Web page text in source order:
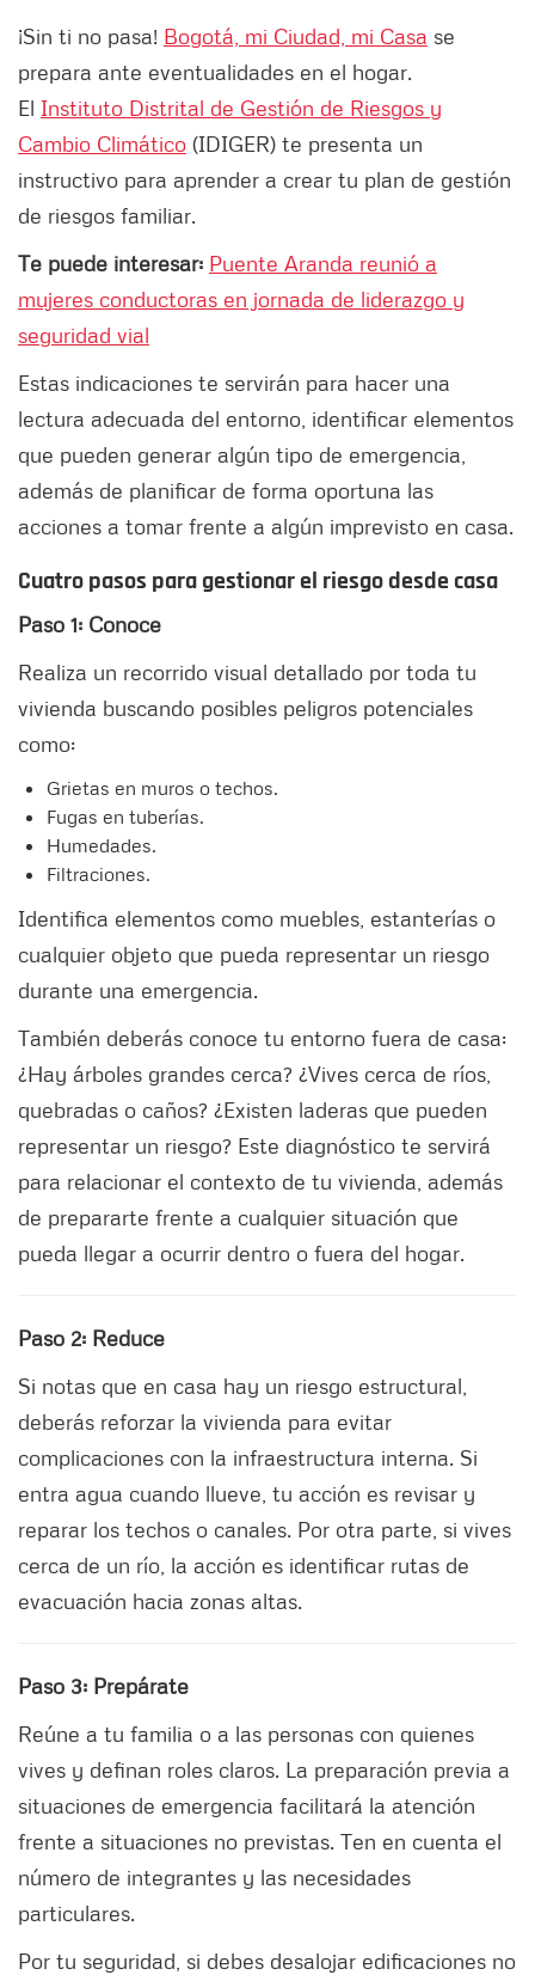
¡Sin ti no pasa! Bogotá, mi Ciudad, mi Casa se
prepara ante eventualidades en el hogar.
El Instituto Distrital de Gestión de Riesgos y
Cambio Climático (IDIGER) te presenta un
instructivo para aprender a crear tu plan de gestión
de riesgos familiar.
Te puede interesar: Puente Aranda reunió a
mujeres conductoras en jornada de liderazgo y
seguridad vial
Estas indicaciones te servirán para hacer una
lectura adecuada del entorno, identificar elementos
que pueden generar algún tipo de emergencia,
además de planificar de forma oportuna las
acciones a tomar frente a algún imprevisto en casa.
Cuatro pasos para gestionar el riesgo desde casa
Paso 1: Conoce
Realiza un recorrido visual detallado por toda tu
vivienda buscando posibles peligros potenciales
como:
Grietas en muros o techos.
Fugas en tuberías.
Humedades.
Filtraciones.
Identifica elementos como muebles, estanterías o
cualquier objeto que pueda representar un riesgo
durante una emergencia.
También deberás conoce tu entorno fuera de casa:
¿Hay árboles grandes cerca? ¿Vives cerca de ríos,
quebradas o caños? ¿Existen laderas que pueden
representar un riesgo? Este diagnóstico te servirá
para relacionar el contexto de tu vivienda, además
de prepararte frente a cualquier situación que
pueda llegar a ocurrir dentro o fuera del hogar.
Paso 2: Reduce
Si notas que en casa hay un riesgo estructural,
deberás reforzar la vivienda para evitar
complicaciones con la infraestructura interna. Si
entra agua cuando llueve, tu acción es revisar y
reparar los techos o canales. Por otra parte, si vives
cerca de un río, la acción es identificar rutas de
evacuación hacia zonas altas.
Paso 3: Prepárate
Reúne a tu familia o a las personas con quienes
vives y definan roles claros. La preparación previa a
situaciones de emergencia facilitará la atención
frente a situaciones no previstas. Ten en cuenta el
número de integrantes y las necesidades
particulares.
Por tu seguridad, si debes desalojar edificaciones no